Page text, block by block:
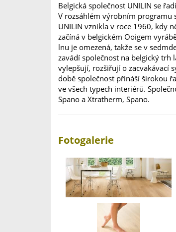
Belgická společnost UNILIN se
V rozsáhlém výrobním programu
UNILIN vznikla v roce 1960, kdy
začíná v belgickém Ooigem
lnu je omezená, takže se v
zavádí společnost na belgický trh
vylepšují, rozšiřují o zacvakávací
době společnost přináší širokou
ve všech typech interiérů.
Spano a Xtratherm, Spano.
Fotogalerie